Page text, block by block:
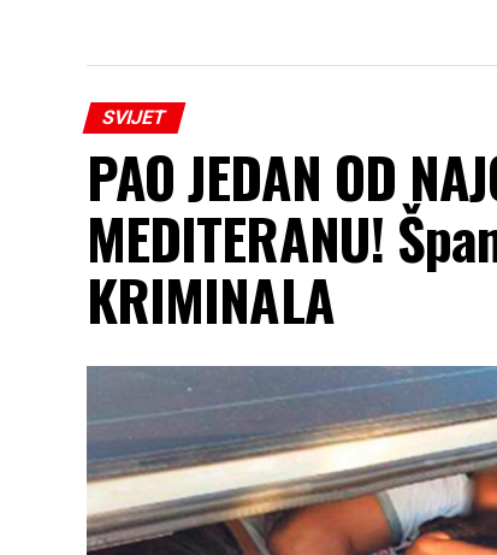
SVIJET
PAO JEDAN OD
MEDITERANU!
KRIMINALA